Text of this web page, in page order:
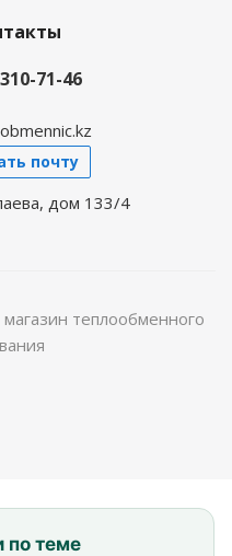
71-46
почту
дом 133/4
теплообменного
по теме